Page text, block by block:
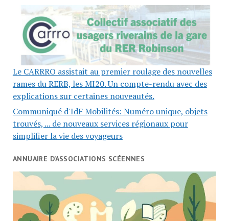
Le CARRRO assistait au premier roulage des nouvelles
rames du RERB, les MI20. Un compte-rendu avec des
explications sur certaines nouveautés.
Communiqué d'IdF Mobilités: Numéro unique, objets
trouvés, ... de nouveaux services régionaux pour
simplifier la vie des voyageurs
ANNUAIRE D’ASSOCIATIONS SCÉENNES